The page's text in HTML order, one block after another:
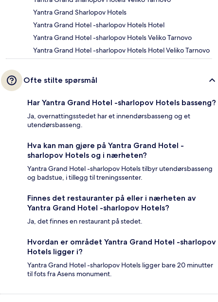
Yantra Grand Sharlopov Hotels
Yantra Grand Hotel -sharlopov Hotels Hotel
Yantra Grand Hotel -sharlopov Hotels Veliko Tarnovo
Yantra Grand Hotel -sharlopov Hotels Hotel Veliko Tarnovo
Ofte stilte spørsmål
Har Yantra Grand Hotel -sharlopov Hotels basseng?
Ja, overnattingsstedet har et innendørsbasseng og et
utendørsbasseng.
Hva kan man gjøre på Yantra Grand Hotel -
sharlopov Hotels og i nærheten?
Yantra Grand Hotel -sharlopov Hotels tilbyr utendørsbasseng
og badstue, i tillegg til treningssenter.
Finnes det restauranter på eller i nærheten av
Yantra Grand Hotel -sharlopov Hotels?
Ja, det finnes en restaurant på stedet.
Hvordan er området Yantra Grand Hotel -sharlopov
Hotels ligger i?
Yantra Grand Hotel -sharlopov Hotels ligger bare 20 minutter
til fots fra Asens monument.